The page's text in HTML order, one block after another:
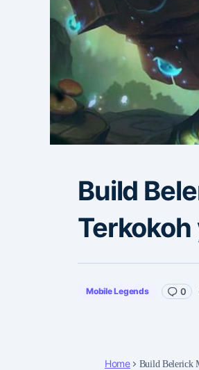
Build
Mobile Legends 0
Home Build Belerick